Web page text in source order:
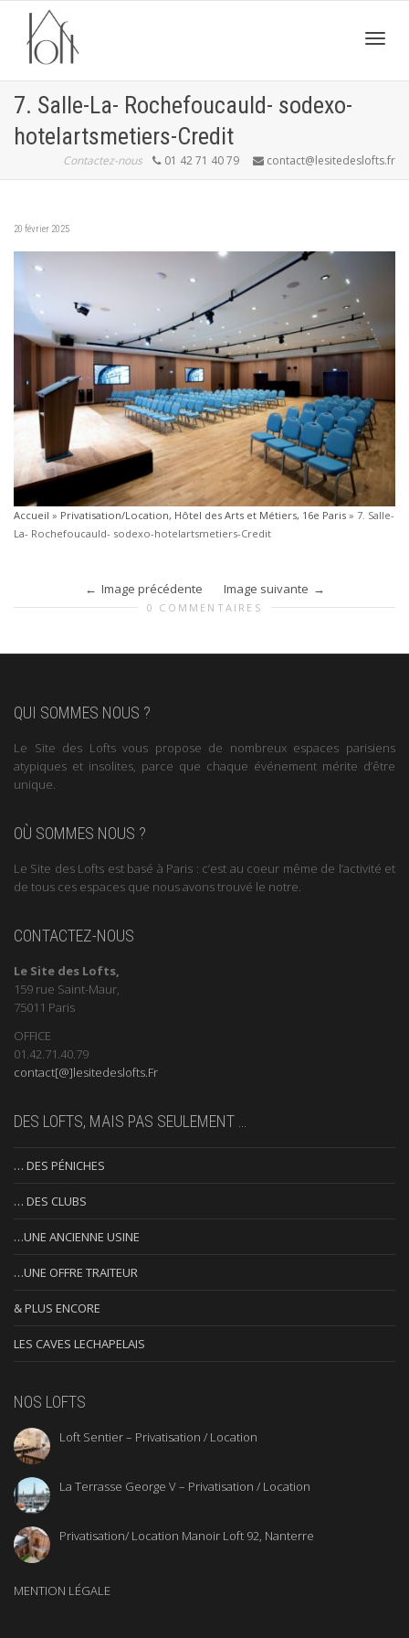
7. Salle-La- Rochefoucauld- sodexo-
hotelartsmetiers-Credit
Contactez-nous 01 42 71 40 79 contact@lesitedeslofts.fr
20 février 2025
Accueil » Privatisation/Location, Hôtel des Arts et Métiers, 16e Paris » 7. Salle-
La- Rochefoucauld- sodexo-hotelartsmetiers-Credit
Image précédente Image suivante
0 COMMENTAIRES
QUI SOMMES NOUS ?
Le Site des Lofts vous propose de nombreux espaces parisiens
atypiques et insolites, parce que chaque événement mérite d’être
unique.
OÙ SOMMES NOUS ?
Le Site des Lofts est basé à Paris : c’est au coeur même de l’activité et
de tous ces espaces que nous avons trouvé le notre.
CONTACTEZ-NOUS
Le Site des Lofts,
159 rue Saint-Maur,
75011 Paris
OFFICE
01.42.71.40.79
contact[@]lesitedeslofts.Fr
DES LOFTS, MAIS PAS SEULEMENT …
… DES PÉNICHES
… DES CLUBS
…UNE ANCIENNE USINE
…UNE OFFRE TRAITEUR
& PLUS ENCORE
LES CAVES LECHAPELAIS
NOS LOFTS
Loft Sentier – Privatisation / Location
La Terrasse George V – Privatisation / Location
Privatisation/ Location Manoir Loft 92, Nanterre
MENTION LÉGALE